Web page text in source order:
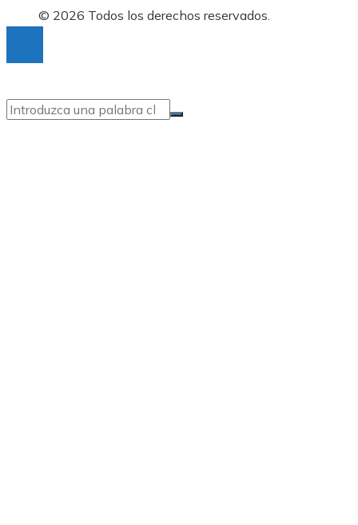
© 2026 Todos los derechos reservados.